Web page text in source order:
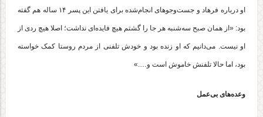
او درباره فرهاد و جست‌وجوهای انجام‌شده برای یافتن این پسر ۱۴ ساله هم گفته
بود: «از همان صبح سه‌شنبه هر جا را گشتم هیچ فایده‌ای نداشت؛ اصلا هیچ ردی از
او نیست. می‌دانیم که او زنده بود و خودش تلفنی از مردم روستا کمک خواسته
بود، اما حالا تلفنش خاموش است و….»
وعده‌های بی‌عمل